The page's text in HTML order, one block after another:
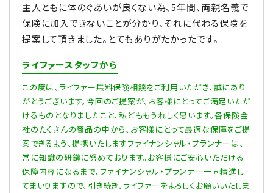
主人ともに体のぐあいが良くない為、5年間、両親名義で
保険に加入できないことが分かり、それに代わる保険を
提案して頂きました。とてもありがたかったです。
ライファースタッフから
この度は、ライファー無料保険相談をご利用いただき、誠にあり
がとうございます。今回のご提案が、お客様にとってご満足いただ
けるものとなりましたこと、私どももうれしく思います。各保険会
社のたくさんの商品の中から、お客様にとって最適な保障をご提
案できるよう、提携いたしますファイナンシャル・プランナーは、
常に知識の研鑽に努めております。お客様にご安心いただける
保障内容になるまで、ファイナンシャル・プランナー一同精進し
てまいりますので、引き続き、ライファーをよろしくお願いいたしま